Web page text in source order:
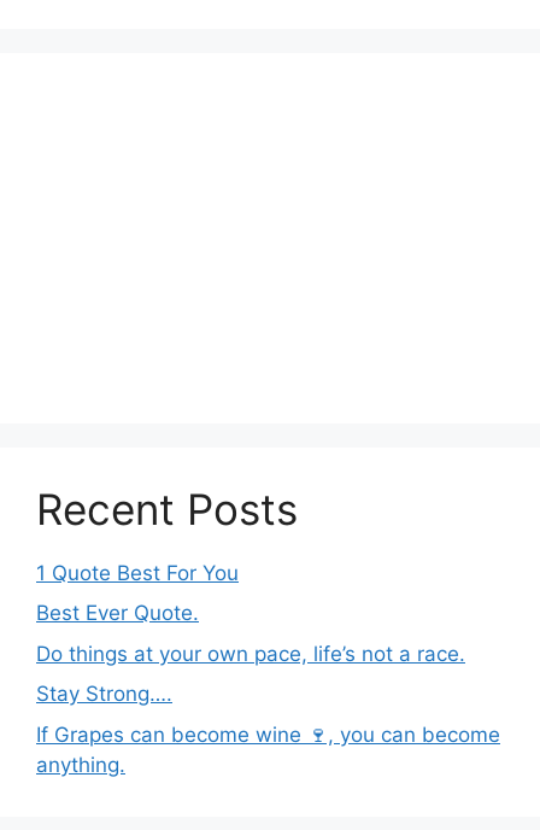
Recent Posts
1 Quote Best For You
Best Ever Quote.
Do things at your own pace, life’s not a race.
Stay Strong….
If Grapes can become wine 🍷, you can become
anything.